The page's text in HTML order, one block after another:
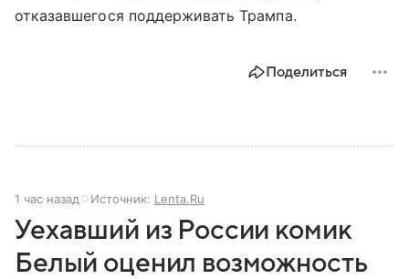
отказавшегося поддерживать Трампа.
Поделиться
1 час назад Источник: Lenta.Ru
Уехавший из России комик
Белый оценил возможность